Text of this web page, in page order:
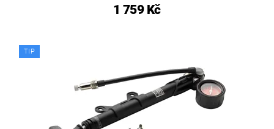
1 759 Kč
TIP